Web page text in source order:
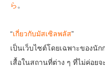
ら 。
“เกี่ยวกับมัสเซิลพลัส”
เป็นเว็บไซต์โดยเฉพาะของนั
เสื้อในสถานที่ต่าง ๆ ที่ไม่ค่อย